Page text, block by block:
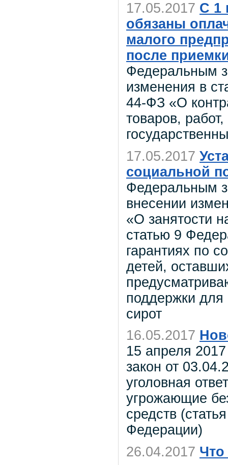
17.05.2017 С 1
обязаны
малого
после
Федеральным
изменения в
44-ФЗ «О
товаров,
17.05.2017
социальной
Федеральным
внесении
«О занятости
статью 9
гарантиях по
детей,
поддержки для
сирот
16.05.2017
15 апреля
закон от
уголовная
угрожающие
средств
Федерации)
26.04.2017 Что